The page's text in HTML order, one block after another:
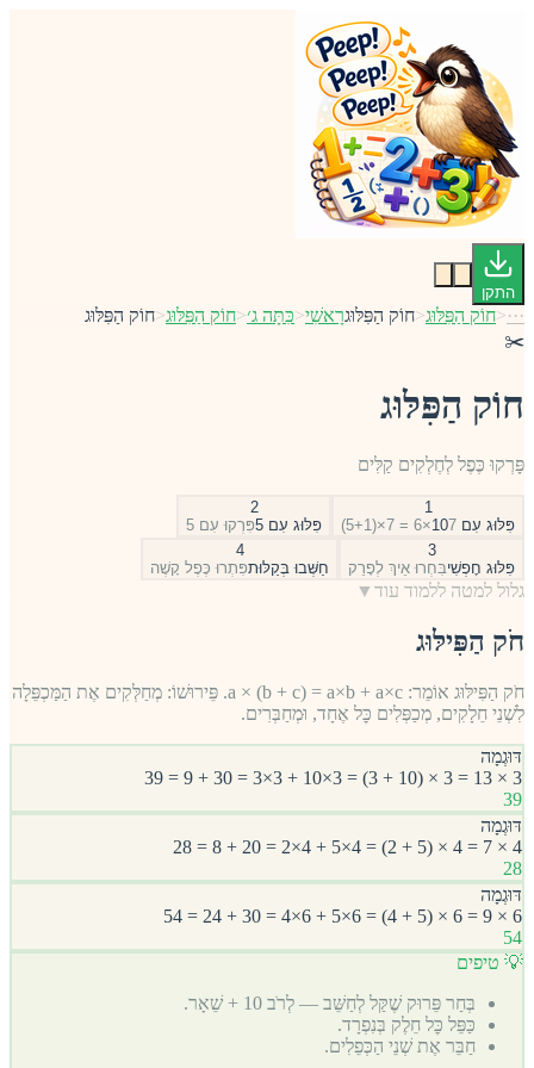
התקן
···
<חוֹק הַפִּלּוּג<חוֹק הַפִּלּוּגרָאשִׁי<כִּתָּה ג׳<חוֹק הַפִּלּוּג<חוֹק הַפִּלּוּג
✂️
חוֹק הַפִּלּוּג
פָּרְקוּ כֶּפֶל לְחֶלְקִים קַלִּים
1
פִּלּוּג עִם 10 7×6 = 7×(5+1)
2
פִּלּוּג עִם 5
פִּרְקוּ עִם 5
3
פִּלּוּג חׇפְשִׁיבִּחְרוּ אֵיךְ לְפָרֵק
4
חַשְּׁבוּ בְּקַלּוּתפִּתְרוּ כֶּפֶל קָשֶׁה
גלול למטה ללמוד עוד ▼
חֹק הַפִּילּוּג
חֹק הַפִּילּוּג אוֹמֵר: a × (b + c) = a×b + a×c. פֵּירוּשׁוֹ: מְחַלְּקִים אֶת הַמַּכְפֵּלָה
לִשְׁנֵי חֵלָקִים, מְכַפְּלִים כׇּל אֶחָד, וּמְחַבְּרִים.
דּוּגְמָה
3 × 13 = 3 × (10 + 3) = 3×10 + 3×3 = 30 + 9 = 39
39
דּוּגְמָה
4 × 7 = 4 × (5 + 2) = 4×5 + 4×2 = 20 + 8 = 28
28
דּוּגְמָה
6 × 9 = 6 × (5 + 4) = 6×5 + 6×4 = 30 + 24 = 54
54
💡 טיפים
בְּחַר פֵּרוּק שֶׁקַּל לְחַשֵּׁב — לְרֹב 10 + שֵׁאָר.
כַּפֵּל כׇּל חֵלֶק בְּנִפְרָד.
חַבֵּר אֶת שְׁנֵי הַכְּפֵלִים.